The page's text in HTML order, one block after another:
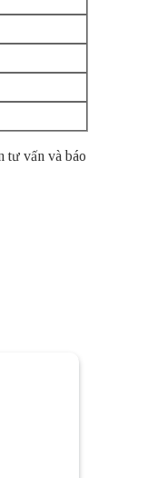
tư vấn và báo